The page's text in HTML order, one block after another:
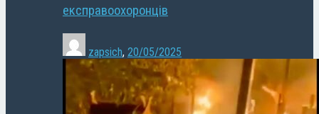
експравоохоронців
zapsich, 20/05/2025